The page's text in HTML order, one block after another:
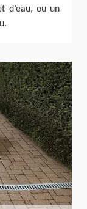
d’eau, ou un